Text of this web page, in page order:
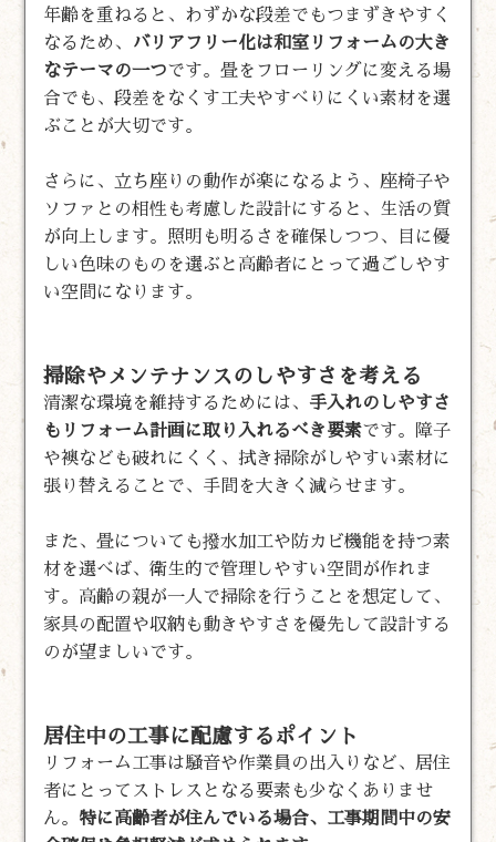
年齢を重ねると、わずかな段差でもつまずきやすく
なるため、 バリアフリー化は和室リフォームの大き
なテーマの一つです。畳をフローリングに変える場
合でも、段差をなくす工夫やすべりにくい素材を選
ぶことが大切です。
さらに、立ち座りの動作が楽になるよう、座椅子や
ソファとの相性も考慮した設計にすると、生活の質
が向上します。照明も明るさを確保しつつ、目に優
しい色味のものを選ぶと高齢者にとって過ごしやす
い空間になります。
掃除やメンテナンスのしやすさを考える
清潔な環境を維持するためには、手入れのしやすさ
もリフォーム計画に取り入れるべき要素です。障子
や襖なども破れにくく、拭き掃除がしやすい素材に
張り替えることで、手間を大きく減らせます。
また、畳についても撥水加工や防カビ機能を持つ素
材を選べば、衛生的で管理しやすい空間が作れま
す。高齢の親が一人で掃除を行うことを想定して、
家具の配置や収納も動きやすさを優先して設計する
のが望ましいです。
居住中の工事に配慮するポイント
リフォーム工事は騒音や作業員の出入りなど、居住
者にとってストレスとなる要素も少なくありませ
ん。 特に高齢者が住んでいる場合、工事期間中の安